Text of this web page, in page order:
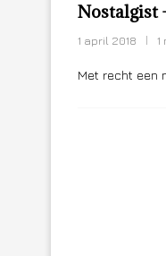
Nostalgist
1 april 2018 1
Met recht een